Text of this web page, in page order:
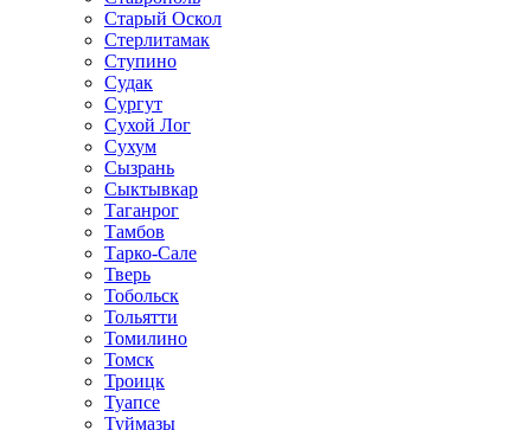
Старый Оскол
Стерлитамак
Ступино
Судак
Сургут
Сухой Лог
Сухум
Сызрань
Сыктывкар
Таганрог
Тамбов
Тарко-Сале
Тверь
Тобольск
Тольятти
Томилино
Томск
Троицк
Туапсе
Туймазы